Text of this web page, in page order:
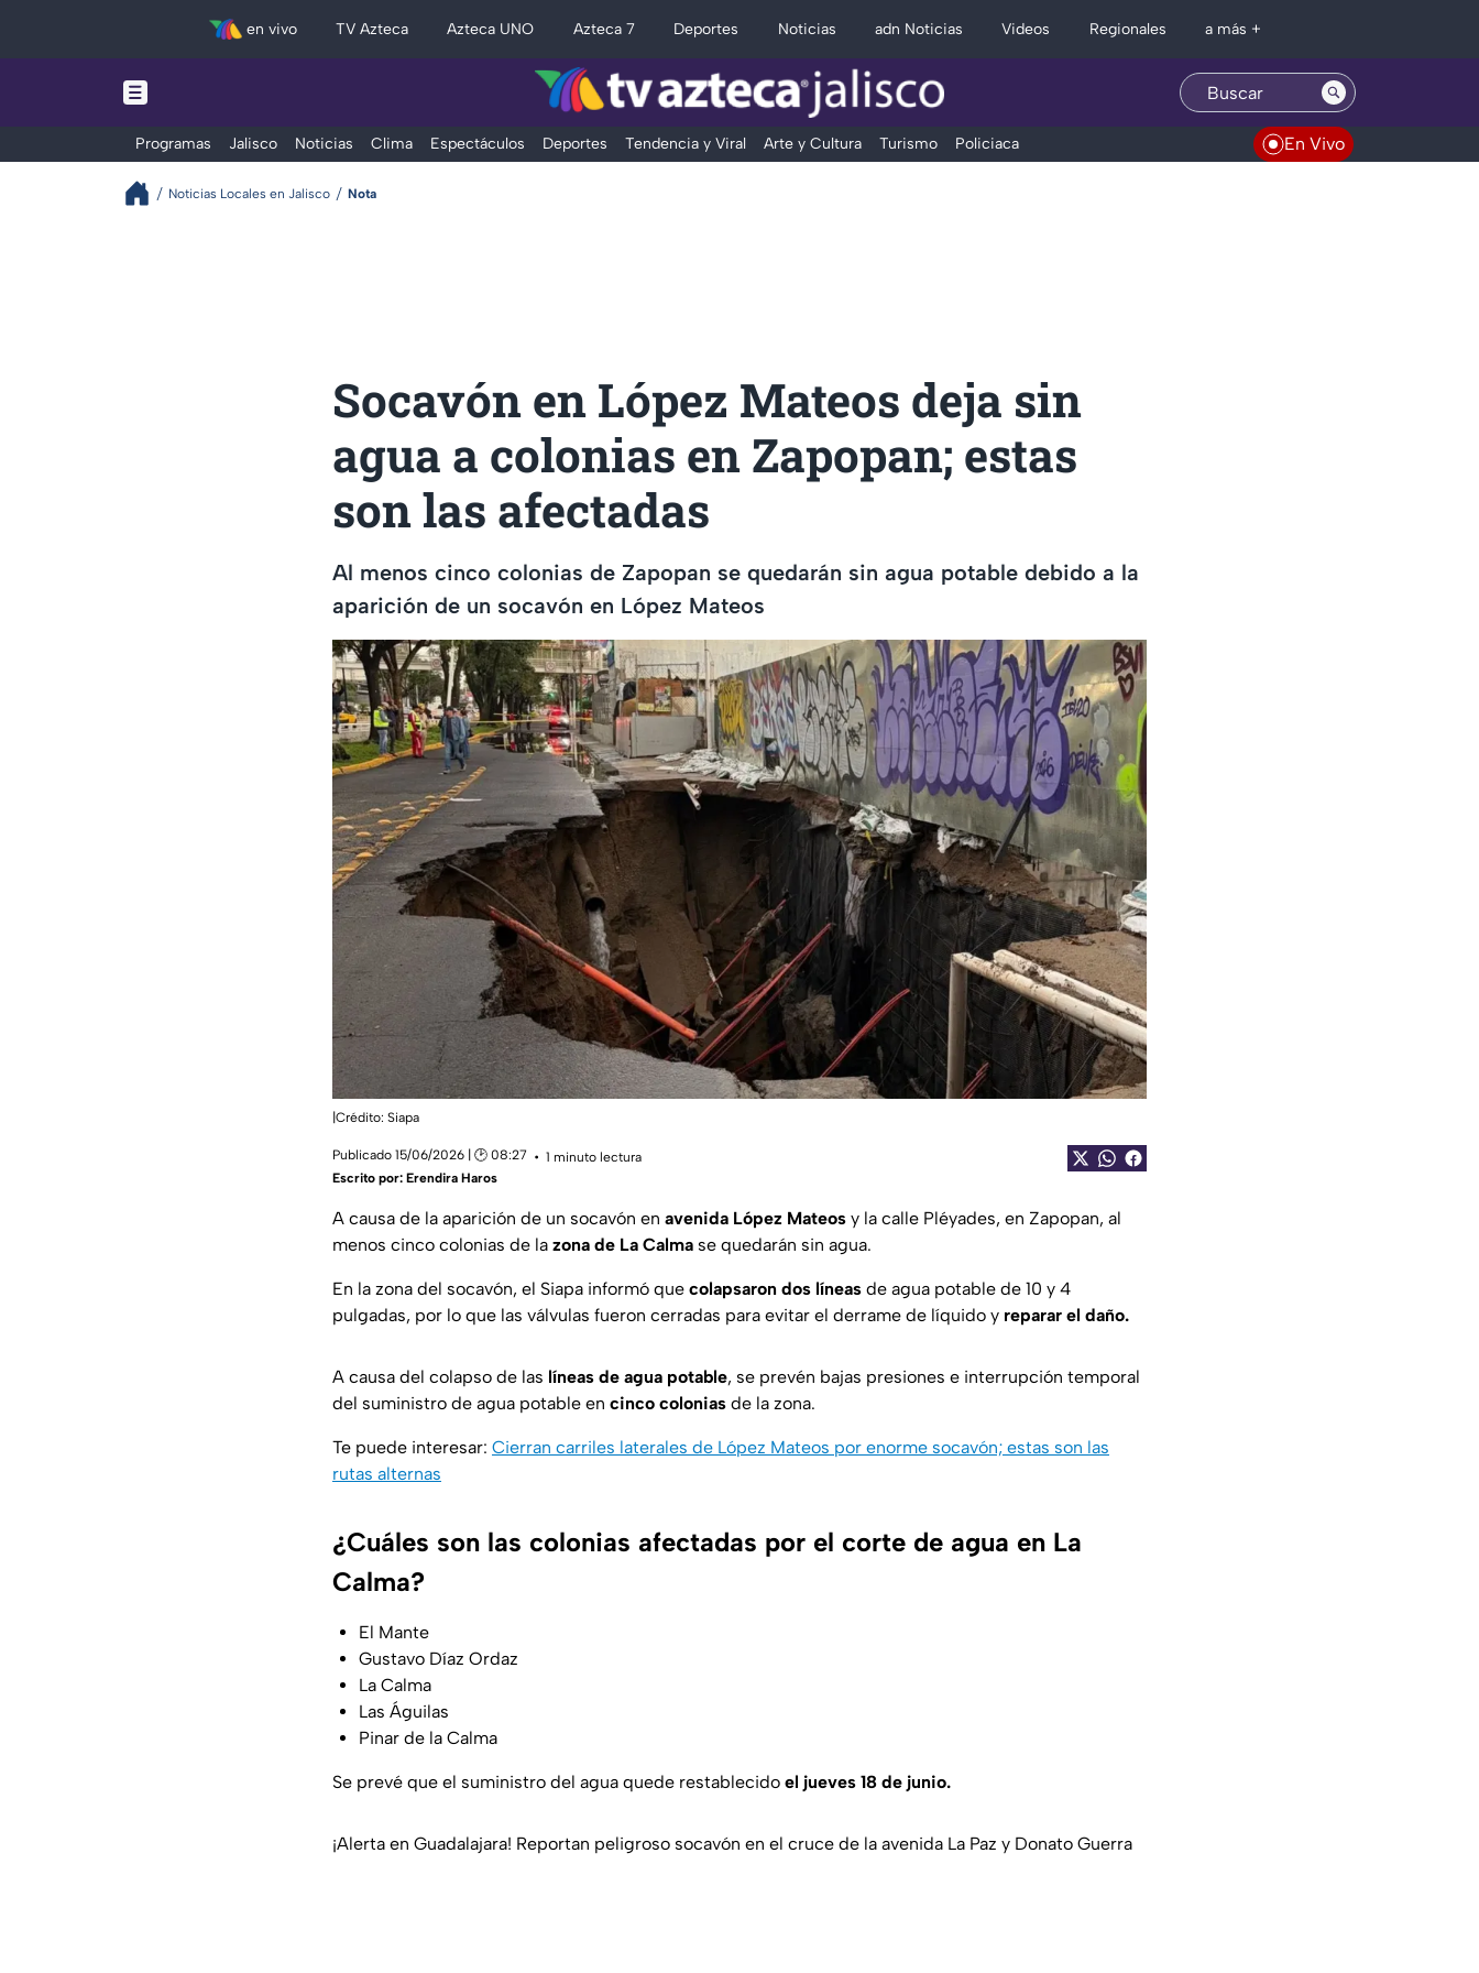
en vivo TV Azteca Azteca UNO Azteca 7 Deportes Noticias adn Noticias Videos Regionales a más +
Programas Jalisco Noticias Clima Espectáculos Deportes Tendencia y Viral Arte y Cultura Turismo Policiaca En Vivo
Noticias Locales en Jalisco Nota
Socavón en López Mateos deja sin
agua a colonias en Zapopan; estas
son las afectadas
Al menos cinco colonias de Zapopan se quedarán sin agua potable debido a la
aparición de un socavón en López Mateos
|Crédito: Siapa
Publicado 15/06/2026 | 🕑 08:27
1 minuto lectura
Escrito por: Erendira Haros
A causa de la aparición de un socavón en avenida López Mateos y la calle Pléyades, en Zapopan, al
menos cinco colonias de la zona de La Calma se quedarán sin agua.
En la zona del socavón, el Siapa informó que colapsaron dos líneas de agua potable de 10 y 4
pulgadas, por lo que las válvulas fueron cerradas para evitar el derrame de líquido y reparar el daño.
A causa del colapso de las líneas de agua potable, se prevén bajas presiones e interrupción temporal
del suministro de agua potable en cinco colonias de la zona.
Te puede interesar: Cierran carriles laterales de López Mateos por enorme socavón; estas son las
rutas alternas
¿Cuáles son las colonias afectadas por el corte de agua en La
Calma?
El Mante
Gustavo Díaz Ordaz
La Calma
Las Águilas
Pinar de la Calma
Se prevé que el suministro del agua quede restablecido el jueves 18 de junio.
¡Alerta en Guadalajara! Reportan peligroso socavón en el cruce de la avenida La Paz y Donato Guerra